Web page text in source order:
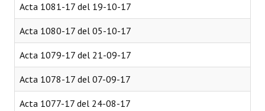
Acta 1081-17 del 19-10-17
Acta 1080-17 del 05-10-17
Acta 1079-17 del 21-09-17
Acta 1078-17 del 07-09-17
Acta 1077-17 del 24-08-17